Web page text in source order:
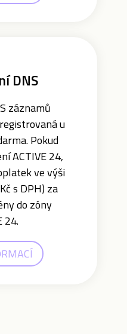
DNS
záznamů
u
Pokud
ACTIVE 24,
ve výši
s DPH) za
do zóny
24.